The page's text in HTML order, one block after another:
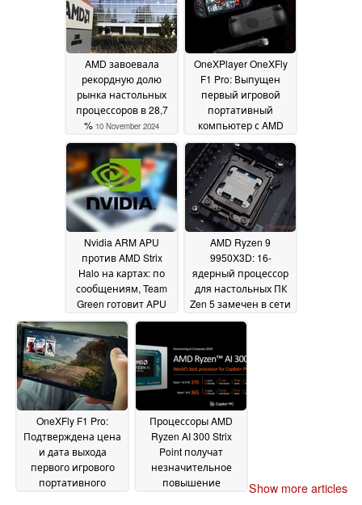
AMD завоевала
рекордную долю
рынка настольных
процессоров в 28,7
% 10 November 2024
OneXPlayer OneXFly
F1 Pro: Выпущен
первый игровой
портативный
компьютер с AMD
Radeon 890M и
OLED-дисплеем 144
Гц
08 November 2024
Nvidia ARM APU
против AMD Strix
Halo на картах: по
сообщениям, Team
Green готовит APU
для геймеров и
творцов08 November
2024
AMD Ryzen 9
9950X3D: 16-
ядерный процессор
для настольных ПК
Zen 5 замечен в сети
07 November 2024
OneXFly F1 Pro:
Подтверждена цена
и дата выхода
первого игрового
портативного
Процессоры AMD
Ryzen AI 300 Strix
Point получат
незначительное
повышение
Show more articles